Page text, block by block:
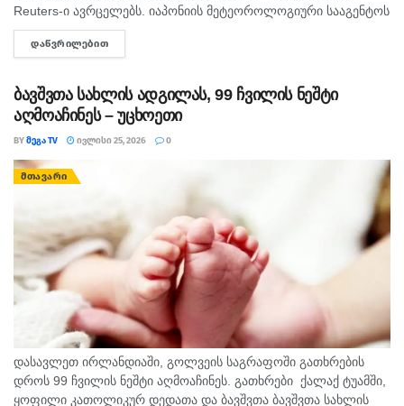
Reuters-ი ავრცელებს. იაპონიის მეტეოროლოგიური სააგენტოს
ცნობით, მიწისძვრა კუნძულ კიუ-შიუზე, კუმამოტოს
პრეფექტურაში მოხდა. ხელისუფლებამ 1 მეტრის სიმაღლის
ᲓᲐᲬᲕᲠᲘᲚᲔᲑᲘᲗ
ბავშვთა სახლის ადგილას, 99 ჩვილის ნეშტი
აღმოაჩინეს – უცხოეთი
BYᲛᲔᲒᲐ TV ᲘᲕᲚᲘᲡᲘ 25, 2026 0
ᲛᲗᲐᲕᲐᲠᲘ
დასავლეთ ირლანდიაში, გოლვეის საგრაფოში გათხრების
დროს 99 ჩვილის ნეშტი აღმოაჩინეს. გათხრები ქალაქ ტუამში,
ყოფილი კათოლიკურ დედათა და ბავშვთა ბავშვთა სახლის